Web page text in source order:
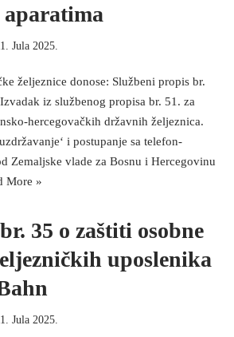
Jula 2025.
željeznice donose: Službeni propis br.
iz službenog propisa br. 51. za
hercegovačkih državnih željeznica.
i postupanje sa telefon-
Zemaljske vlade za Bosnu i Hercegovinu
More »
35 o zaštiti osobne
uposlenika
Jula 2025.